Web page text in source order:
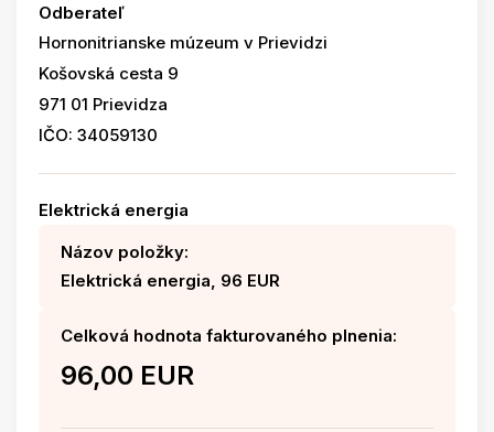
Odberateľ
Hornonitrianske múzeum v Prievidzi
Košovská cesta 9
971 01 Prievidza
IČO: 34059130
Elektrická energia
Názov položky:
Elektrická energia, 96 EUR
Celková hodnota fakturovaného plnenia:
96,00 EUR